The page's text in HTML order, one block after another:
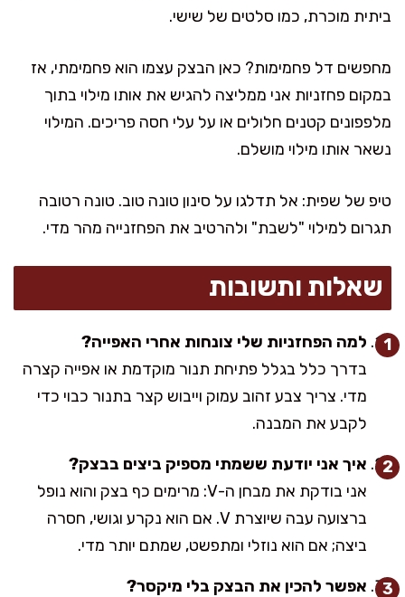
ביתית מוכרת, כמו סלטים של שישי.
מחפשים דל פחמימות? כאן הבצק עצמו הוא פחמימתי, אז
במקום פחזניות אני ממליצה להגיש את אותו מילוי בתוך
מלפפונים קטנים חלולים או על עלי חסה פריכים. המילוי
נשאר אותו מילוי מושלם.
טיפ של שפית: אל תדלגו על סינון טונה טוב. טונה רטובה
תגרום למילוי "לשבת" ולהרטיב את הפחזנייה מהר מדי.
שאלות ותשובות
למה הפחזניות שלי צונחות אחרי האפייה?
בדרך כלל בגלל פתיחת תנור מוקדמת או אפייה קצרה
מדי. צריך צבע זהוב עמוק וייבוש קצר בתנור כבוי כדי
לקבע את המבנה.
איך אני יודעת ששמתי מספיק ביצים בבצק?
אני בודקת את מבחן ה-V: מרימים כף בצק והוא נופל
ברצועה עבה שיוצרת V. אם הוא נקרע וגושי, חסרה
ביצה; אם הוא נוזלי ומתפשט, שמתם יותר מדי.
אפשר להכין את הבצק בלי מיקסר?